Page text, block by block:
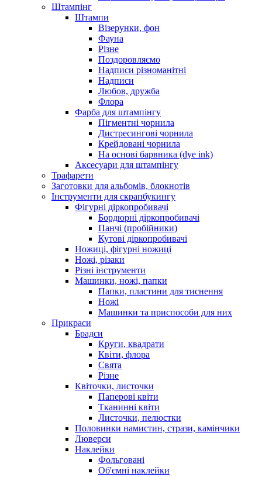
Штампінг
Штампи
Візерунки, фон
Фауна
Різне
Поздоровляємо
Надписи різноманітні
Надписи
Любов, дружба
Флора
Фарба для штампінгу
Пігментні чорнила
Дистресингові чорнила
Крейдовані чорнила
На основі барвника (dye ink)
Аксесуари для штампінгу
Трафарети
Заготовки для альбомів, блокнотів
Інструменти для скрапбукингу
Фігурні діркопробивачі
Бордюрні діркопробивачі
Панчі (пробійники)
Кутові діркопробивачі
Ножиці, фігурні ножиці
Ножі, різаки
Різні інструменти
Машинки, ножі, папки
Папки, пластини для тиснення
Ножі
Машинки та приспособи для них
Прикраси
Брадси
Круги, квадрати
Квіти, флора
Свята
Різне
Квіточки, листочки
Паперові квіти
Тканинні квіти
Листочки, пелюстки
Половинки намистин, стрази, камінчики
Люверси
Наклейки
Фольговані
Об'ємні наклейки